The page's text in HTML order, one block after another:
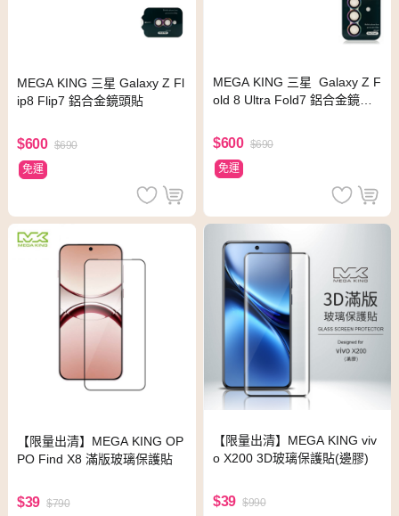
MEGA KING 三星 Galaxy Z Fl
ip8 Flip7 鋁合金鏡頭貼
$600 $690
免運
MEGA KING 三星 Galaxy Z F
old 8 Ultra Fold7 鋁合金鏡頭
$600 $690
免運
【限量出清】MEGA KING OP
PO Find X8 滿版玻璃保護貼
$39 $790
【限量出清】MEGA KING viv
o X200 3D玻璃保護貼(邊膠)
$39 $990